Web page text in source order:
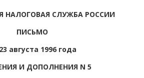
НАЛОГОВАЯ СЛУЖБА РОССИИ
ПИСЬМО
августа 1996 года
И ДОПОЛНЕНИЯ N 5